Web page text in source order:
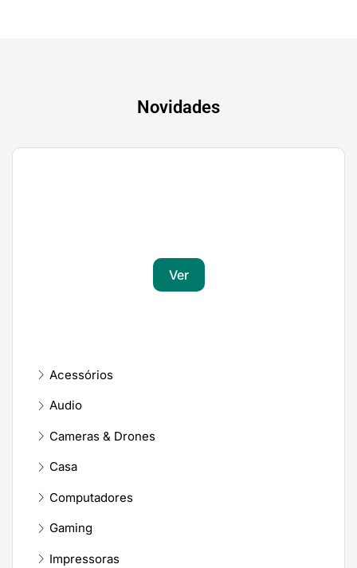
Novidades
Ver
Acessórios
Audio
Cameras & Drones
Casa
Computadores
Gaming
Impressoras